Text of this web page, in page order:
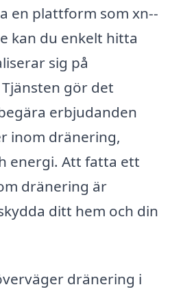
en plattform som xn--
kan du enkelt hitta
sig på
gör det
erbjudanden
inom dränering,
energi. Att fatta ett
dränering är
ditt hem och din
dränering i